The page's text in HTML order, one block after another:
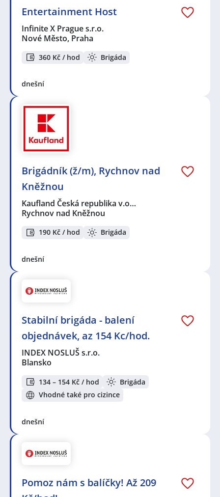
Entertainment Host
Infinite X Prague s.r.o.
Nové Město, Praha
360 Kč / hod Brigáda
dnešní
Brigádník (ž/m), Rychnov nad
Kněžnou
Kaufland Česká republika v.o…
Rychnov nad Kněžnou
190 Kč / hod Brigáda
dnešní
Stabilní brigáda - balení
objednávek, az 154 Kc/hod.
INDEX NOSLUŠ s.r.o.
Blansko
134 – 154 Kč / hod
Brigáda
Vhodné také pro cizince
dnešní
Pomoz nám s balíčky! Až 209